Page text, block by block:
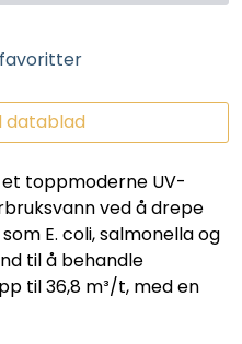
datablad
et toppmoderne UV-
ved å drepe
E. coli, salmonella og
til å behandle
til 36,8 m³/t, med en